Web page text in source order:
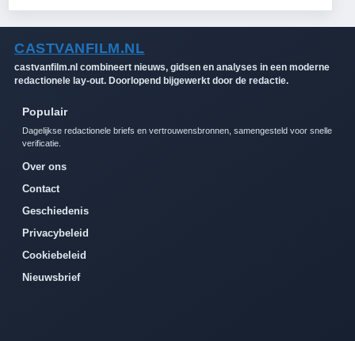
CASTVANFILM.NL
castvanfilm.nl combineert nieuws, gidsen en analyses in een moderne
redactionele lay-out. Doorlopend bijgewerkt door de redactie.
Populair
Dagelijkse redactionele briefs en vertrouwensbronnen, samengesteld voor snelle
verificatie.
Over ons
Contact
Geschiedenis
Privacybeleid
Cookiebeleid
Nieuwsbrief